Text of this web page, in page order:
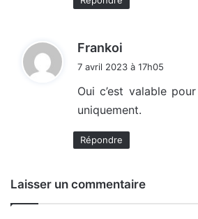
Frankoi
:
7 avril 2023 à 17h05
Oui c’est valable
uniquement.
Répondre
Laisser un commentaire